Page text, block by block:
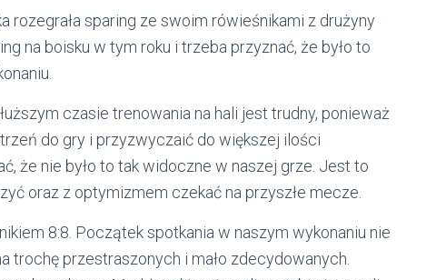
rozegrała sparing ze swoim rówieśnikami z drużyny
na boisku w tym roku i trzeba przyznać, że było to
czasie trenowania na hali jest trudny, ponieważ
do gry i przyzwyczaić do większej ilości
że nie było to tak widoczne w naszej grze. Jest to
oraz z optymizmem czekać na przyszłe mecze.
8:8. Początek spotkania w naszym wykonaniu nie
trochę przestraszonych i mało zdecydowanych.